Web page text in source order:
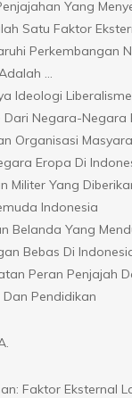
Yang
Satu Faktor
Perkembangan
…
Ideologi
Dari Negara-Negara
Organisasi
Eropa Di
Militer Yang
Indonesia
Belanda Yang
Bebas Di
Peran Penjajah
Dan Pendidikan
Faktor Eksternal